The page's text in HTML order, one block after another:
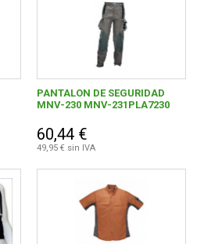
PANTALON DE SEGURIDAD
MNV-230 MNV-231PLA7230
60,44 €
49,95 € sin IVA